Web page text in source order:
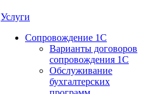
Услуги
Сопровождение 1С
Варианты договоров
сопровождения 1С
Обслуживание
бухгалтерских